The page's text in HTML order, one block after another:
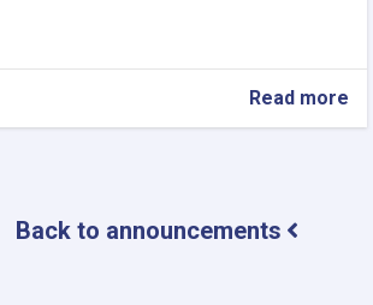
Read more
اعلان
Back to announcements